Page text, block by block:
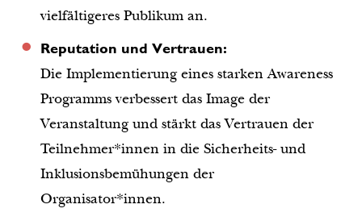
vielfältigeres Publikum an.
Reputation und Vertrauen:
Die Implementierung eines starken Awareness
Programms verbessert das Image der
Veranstaltung und stärkt das Vertrauen der
Teilnehmer*innen in die Sicherheits- und
Inklusionsbemühungen der
Organisator*innen.